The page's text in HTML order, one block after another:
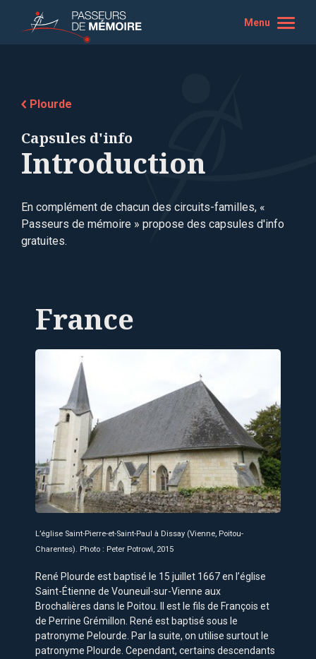
Menu
Plourde
Capsules d'info
Introduction
En complément de chacun des circuits-familles, «
Passeurs de mémoire » propose des capsules d'info
gratuites.
France
L’église Saint-Pierre-et-Saint-Paul à Dissay (Vienne, Poitou-
Charentes). Photo : Peter Potrowl, 2015
René Plourde est baptisé le 15 juillet 1667 en l’église
Saint-Étienne de Vouneuil-sur-Vienne aux
Brochalières dans le Poitou. Il est le fils de François et
de Perrine Grémillon. René est baptisé sous le
patronyme Pelourde. Par la suite, on utilise surtout le
patronyme Plourde. Cependant, certains descendants